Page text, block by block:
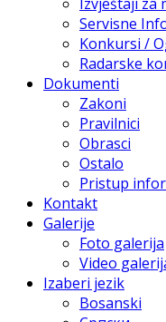
Servisne
Konkursi /
Radarske
Dokumenti
Zakoni
Pravilnici
Obrasci
Ostalo
Pristup
Kontakt
Galerije
Foto galerija
Video
Izaberi jezik
Bosanski